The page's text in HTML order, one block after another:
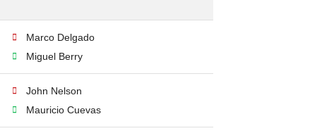
Marco Delgado
Miguel Berry
John Nelson
Mauricio Cuevas